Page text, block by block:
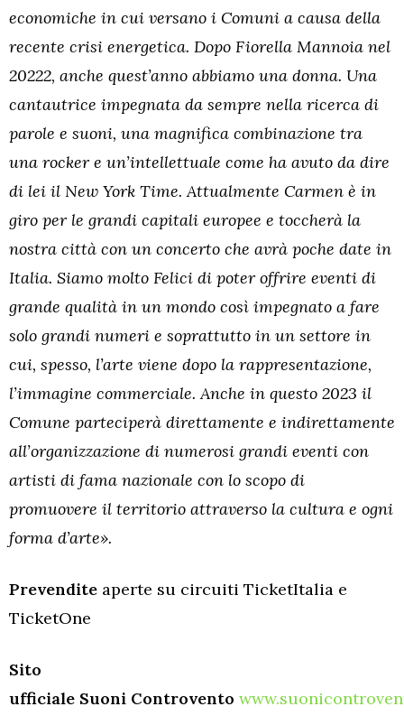
economiche in cui versano i Comuni a causa della
recente crisi energetica. Dopo Fiorella Mannoia nel
20222, anche quest’anno abbiamo una donna. Una
cantautrice impegnata da sempre nella ricerca di
parole e suoni, una magnifica combinazione tra
una rocker e un’intellettuale come ha avuto da dire
di lei il New York Time. Attualmente Carmen è in
giro per le grandi capitali europee e toccherà la
nostra città con un concerto che avrà poche date in
Italia. Siamo molto Felici di poter offrire eventi di
grande qualità in un mondo così impegnato a fare
solo grandi numeri e soprattutto in un settore in
cui, spesso, l’arte viene dopo la rappresentazione,
l’immagine commerciale. Anche in questo 2023 il
Comune parteciperà direttamente e indirettamente
all’organizzazione di numerosi grandi eventi con
artisti di fama nazionale con lo scopo di
promuovere il territorio attraverso la cultura e ogni
forma d’arte».
Prevendite aperte su circuiti TicketItalia e
TicketOne
Sito
ufficiale Suoni Controvento